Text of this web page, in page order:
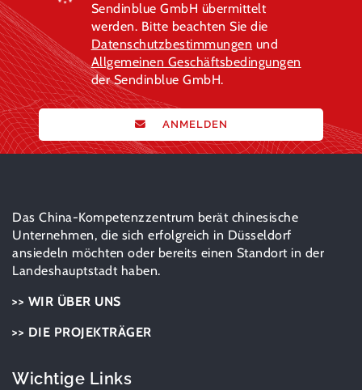
Sendinblue GmbH übermittelt
werden. Bitte beachten Sie die
Datenschutzbestimmungen und
Allgemeinen Geschäftsbedingungen
der Sendinblue GmbH.
ANMELDEN
Das China-Kompetenzzentrum berät chinesische
Unternehmen, die sich erfolgreich in Düsseldorf
ansiedeln möchten oder bereits einen Standort in der
Landeshauptstadt haben.
>> WIR ÜBER UNS
>> DIE PROJEKTRÄGER
Wichtige Links